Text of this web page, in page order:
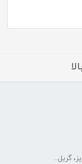
گریل...